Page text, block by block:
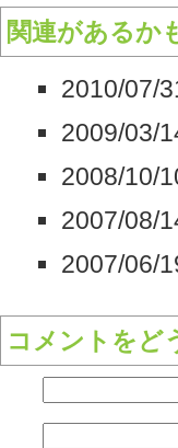
関連があるか
2010/07/
2009/03/
2008/10/
2007/08/
2007/06/
コメントをど